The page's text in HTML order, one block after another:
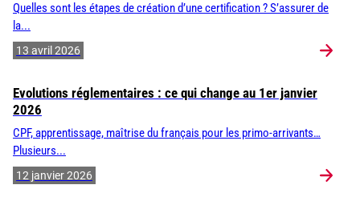
Quelles sont les étapes de création d’une certification ? S’assurer de
la...
13 avril 2026
Evolutions réglementaires : ce qui change au 1er janvier
2026
CPF, apprentissage, maîtrise du français pour les primo-arrivants…
Plusieurs...
12 janvier 2026